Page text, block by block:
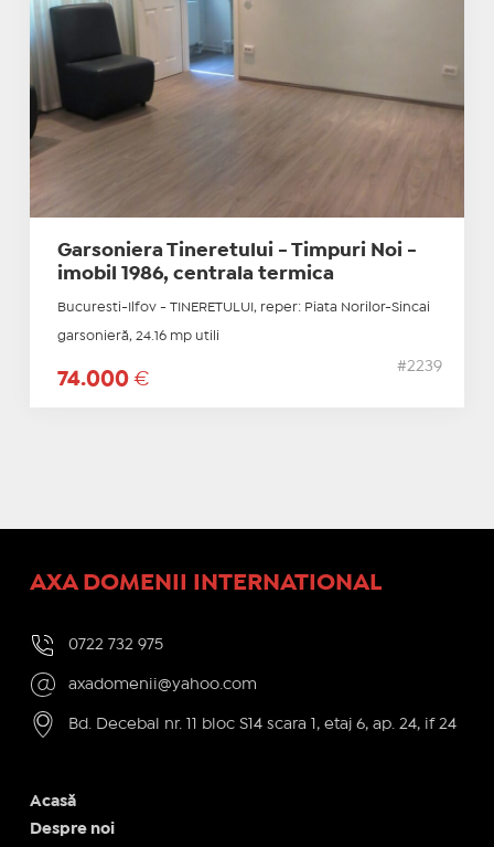
Garsoniera Tineretului - Timpuri Noi -
imobil 1986, centrala termica
Bucuresti-Ilfov - TINERETULUI, reper: Piata Norilor-Sincai
garsonieră, 24.16 mp utili
74.000 €
#2239
AXA DOMENII INTERNATIONAL
0722 732 975
axadomenii@yahoo.com
Bd. Decebal nr. 11 bloc S14 scara 1, etaj 6, ap. 24, if 24
Acasă
Despre noi